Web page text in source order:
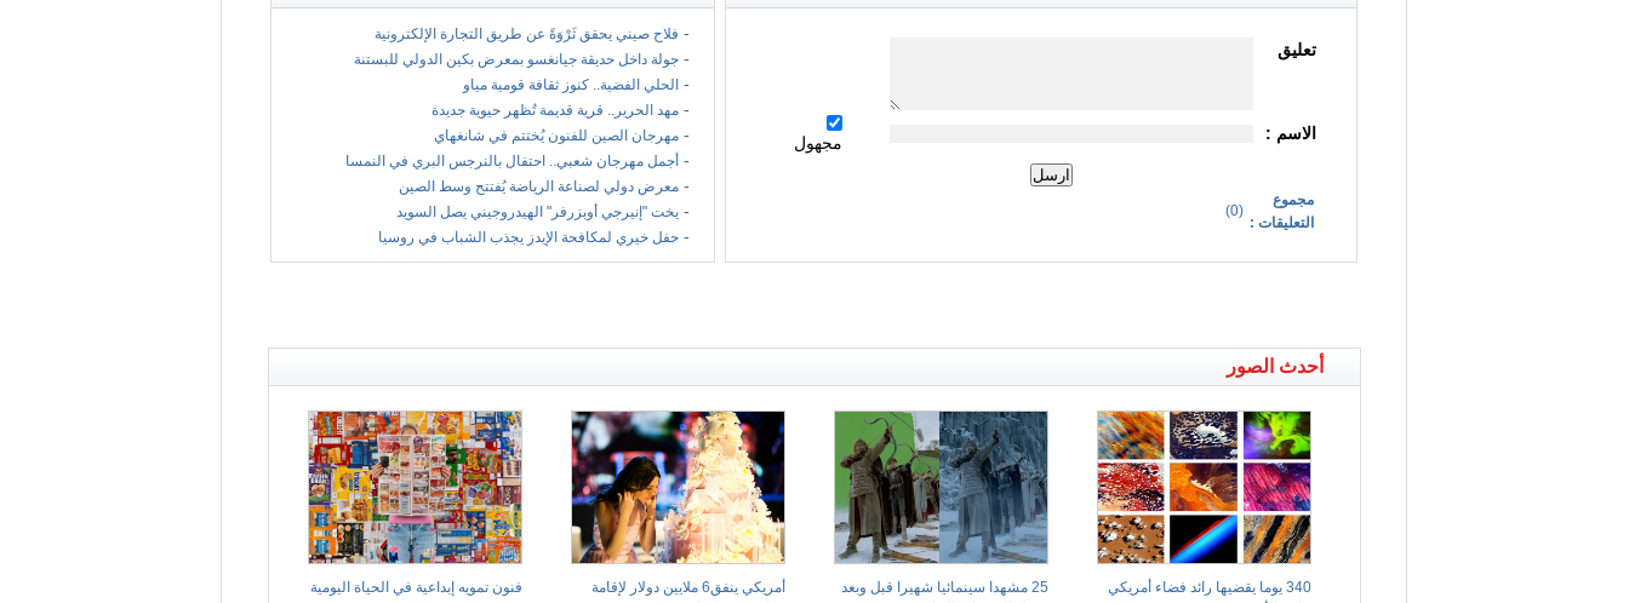
- فلاح صيني يحقق ثَرْوَةً عن طريق التجارة الإلكترونية
- جولة داخل حديقة جيانغسو بمعرض بكين الدولي للبستنة
- الحلي الفضية.. كنوز ثقافة قومية مياو
- مهد الحرير.. قرية قديمة تُظهر حيوية جديدة
- مهرجان الصين للفنون يُختتم في شانغهاي
- أجمل مهرجان شعبي.. احتفال بالنرجس البري في النمسا
- معرض دولي لصناعة الرياضة يُفتتح وسط الصين
- يخت "إنيرجي أوبزرفر" الهيدروجيني يصل السويد
- حفل خيري لمكافحة الإيدز يجذب الشباب في روسيا
تعليق
مجهول الاسم :
(
0
)
مجموع
التعليقات :
أحدث الصور
فنون تمويه إبداعية في الحياة اليومية
أمريكي ينفق6 ملايين دولار لإقامة
25 مشهدا سينمائيا شهيرا قبل وبعد
340 يوما يقضيها رائد فضاء أمريكي